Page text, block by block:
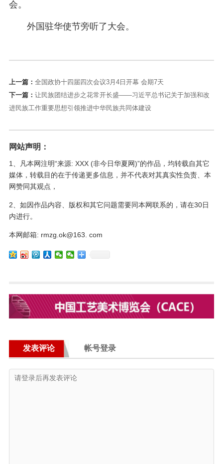
会。
外国驻华使节旁听了大会。
上一篇： 全国政协十四届四次会议3月4日开幕 会期7天
下一篇： 让民族团结进步之花常开长盛——习近平总书记关于加强和改
进民族工作重要思想引领推进中华民族共同体建设
网站声明：
1、凡本网注明“来源: XXX (非今日华夏网)”的作品，均转载自其它
媒体，转载目的在于传递更多信息，并不代表对其真实性负责、本
网赞同其观点，
2、如因作品内容、版权和其它问题需要同本网联系的，请在30日
内进行。
本网邮箱: rmzg.ok@163. com
发表评论 帐号登录